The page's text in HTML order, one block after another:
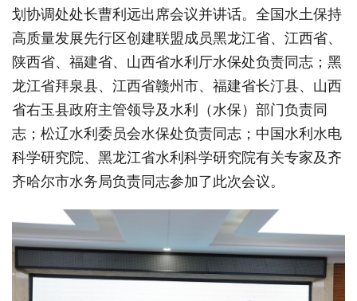
划协调处处长曹利远出席会议并讲话。全国水土保持
高质量发展先行区创建联盟成员黑龙江省、江西省、
陕西省、福建省、山西省水利厅水保处负责同志；黑
龙江省拜泉县、江西省赣州市、福建省长汀县、山西
省右玉县政府主管领导及水利（水保）部门负责同
志；松辽水利委员会水保处负责同志；中国水利水电
科学研究院、黑龙江省水利科学研究院有关专家及齐
齐哈尔市水务局负责同志参加了此次会议。